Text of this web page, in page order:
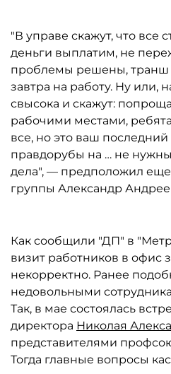
"В управе скажут, что все
деньги выплатим, не
проблемы решены, транш
завтра на работу. Ну или,
свысока и скажут:
рабочими местами,
все, но это ваш последний
правдорубы на … не
дела", — предположил еще
группы Александр
Как сообщили "ДП" в
визит работников в офис
некорректно. Ранее
недовольными
Так, в мае состоялась
директора Николая
представителями
Тогда главные вопросы